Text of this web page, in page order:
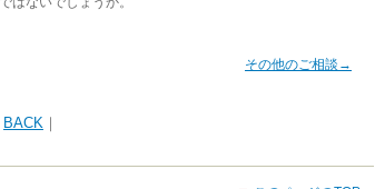
その他のご相談→
BACK ｜